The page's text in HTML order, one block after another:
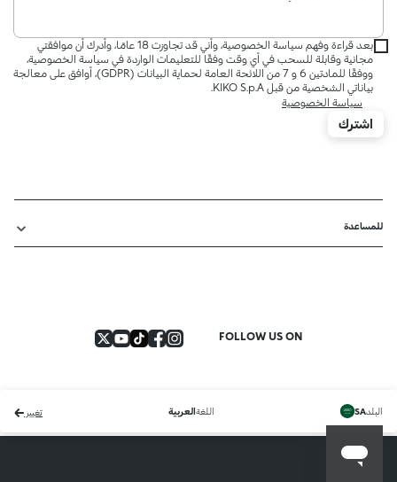
بعد قراءة وفهم سياسة الخصوصية، وأني قد تجاوزت 18 عامًا، وأدرك أن موافقتي
مجانية وقابلة للسحب في أي وقت وفقًا للتعليمات الواردة في سياسة الخصوصية،
ووفقًا للمادتين 6 و 7 من اللائحة العامة لحماية البيانات (GDPR)، أوافق على معالجة
بياناتي الشخصية من قبل KIKO S.p.A.
سياسة الخصوصية
اشترك
للمساعدة
FOLLOW US ON
البلدSA اللغة العربية تغيير